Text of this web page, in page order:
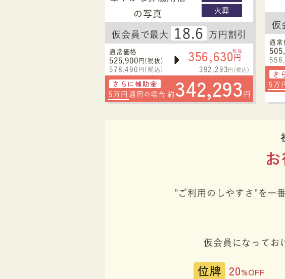
火葬
仮会員で最大 18.6 万円割引
通常価格
525,900 円(税抜)
578,490 円(税込)
356,630税抜
円
392,293 円(税込)
さらに補助金
5万円 適用 の 場合 約342,293 円
仮
通常
さ
5万
"ご利用のしやすさ"を一
仮会員になってお
位牌 20%OFF